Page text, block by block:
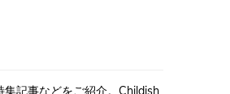
記事などをご紹介。Childish